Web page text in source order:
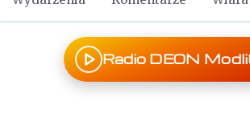
Radio DEON